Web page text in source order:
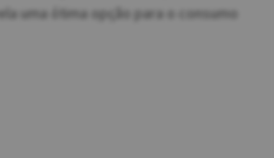
uma ótima opção para o consumo